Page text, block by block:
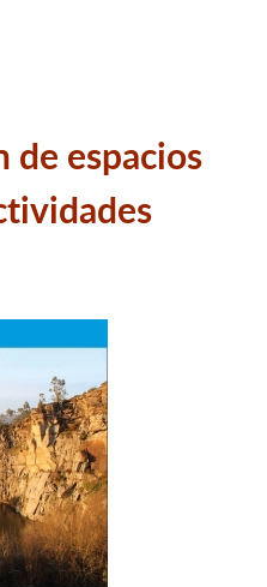
de espacios